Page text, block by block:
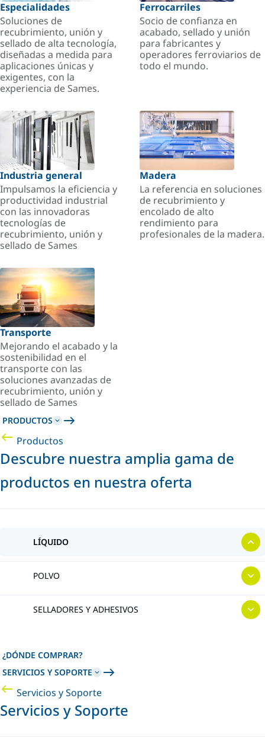
Especialidades
Soluciones de
recubrimiento, unión y
sellado de alta tecnología,
diseñadas a medida para
aplicaciones únicas y
exigentes, con la
experiencia de Sames.
Ferrocarriles
Socio de confianza en
acabado, sellado y unión
para fabricantes y
operadores ferroviarios de
todo el mundo.
Industria general
Impulsamos la eficiencia y
productividad industrial
con las innovadoras
tecnologías de
recubrimiento, unión y
sellado de Sames
Madera
La referencia en soluciones
de recubrimiento y
encolado de alto
rendimiento para
profesionales de la madera.
Transporte
Mejorando el acabado y la
sostenibilidad en el
transporte con las
soluciones avanzadas de
recubrimiento, unión y
sellado de Sames
PRODUCTOS
Productos
Descubre nuestra amplia gama de
productos en nuestra oferta
LÍQUIDO
POLVO
SELLADORES Y ADHESIVOS
¿DÓNDE COMPRAR?
SERVICIOS Y SOPORTE
Servicios y Soporte
Servicios y Soporte